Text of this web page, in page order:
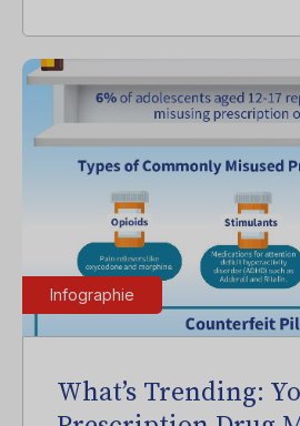
Infographie
What’s Trending: